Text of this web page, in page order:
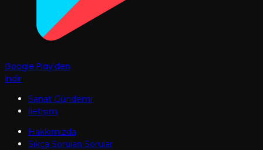
Google Play'den
İndir
Sanat Gündemi
İletişim
Hakkımızda
Sıkça Sorulan Sorular